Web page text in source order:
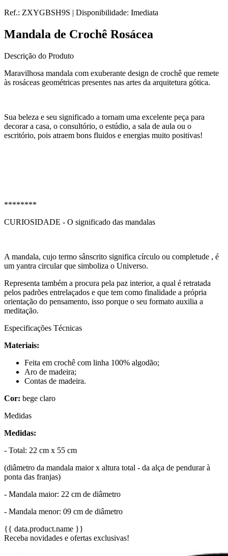
Ref.: ZXYGBSH9S | Disponibilidade: Imediata
Mandala de Crochê Rosácea
Descrição do Produto
Maravilhosa mandala com exuberante design de crochê que remete
às rosáceas geométricas presentes nas artes da arquitetura gótica.
Sua beleza e seu significado a tornam uma excelente peça para
decorar a casa, o consultório, o estúdio, a sala de aula ou o
escritório, pois atraem bons fluidos e energias muito positivas!
********
CURIOSIDADE - O significado das mandalas
A mandala, cujo termo sânscrito significa círculo ou completude , é
um yantra circular que simboliza o Universo.
Representa também a procura pela paz interior, a qual é retratada
pelos padrões entrelaçados e que tem como finalidade a própria
orientação do pensamento, isso porque o seu formato auxilia a
meditação.
Especificações Técnicas
Materiais:
Feita em crochê com linha 100% algodão;
Aro de madeira;
Contas de madeira.
Cor: bege claro
Medidas
Medidas:
- Total: 22 cm x 55 cm
(diâmetro da mandala maior x altura total - da alça de pendurar à
ponta das franjas)
- Mandala maior: 22 cm de diâmetro
- Mandala menor: 09 cm de diâmetro
{{ data.product.name }}
Receba novidades e ofertas exclusivas!